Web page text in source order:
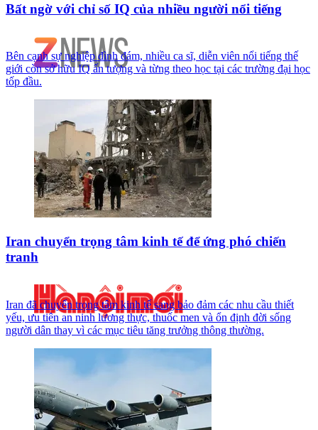
Bất ngờ với chỉ số IQ của nhiều người nổi tiếng
Bên cạnh sự nghiệp đình đám, nhiều ca sĩ, diễn viên nổi tiếng thế
giới còn sở hữu IQ ấn tượng và từng theo học tại các trường đại học
tốp đầu.
Iran chuyển trọng tâm kinh tế để ứng phó chiến
tranh
Iran đã chuyển trọng tâm kinh tế sang bảo đảm các nhu cầu thiết
yếu, ưu tiên an ninh lương thực, thuốc men và ổn định đời sống
người dân thay vì các mục tiêu tăng trưởng thông thường.